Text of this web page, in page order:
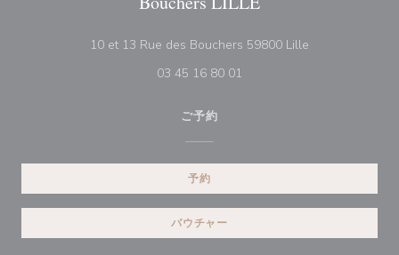
10 et 13 Rue des Bouchers 59800 Lille
03 45 16 80 01
ご予約
予約
バウチャー